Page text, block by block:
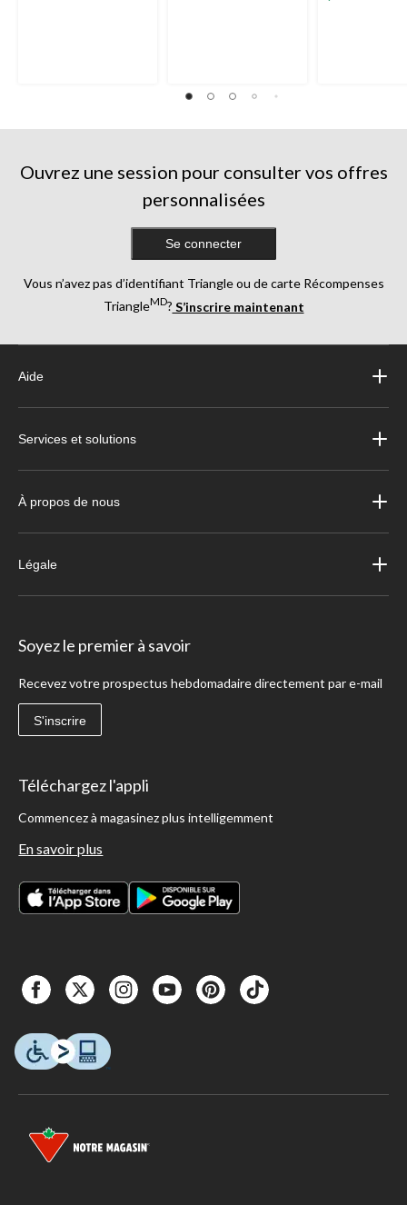
Ouvrez une session pour consulter vos offres
personnalisées
Se connecter
Vous n’avez pas d’identifiant Triangle ou de carte Récompenses
TriangleMD? S’inscrire maintenant
Aide
Services et solutions
À propos de nous
Légale
Soyez le premier à savoir
Recevez votre prospectus hebdomadaire directement par e-mail
S'inscrire
Téléchargez l'appli
Commencez à magasinez plus intelligemment
En savoir plus